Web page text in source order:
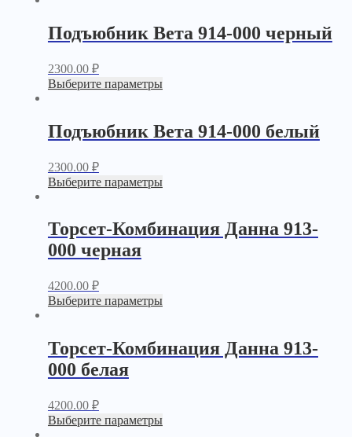
Подъюбник Вета 914-000 черный
2300.00 ₽
Выберите параметры
Подъюбник Вета 914-000 белый
2300.00 ₽
Выберите параметры
Торсет-Комбинация Данна 913-
000 черная
4200.00 ₽
Выберите параметры
Торсет-Комбинация Данна 913-
000 белая
4200.00 ₽
Выберите параметры